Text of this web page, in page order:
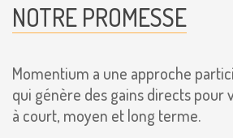
NOTRE PROMESSE
Momentium a une approche
qui génère des gains directs pour
à court, moyen et long terme.